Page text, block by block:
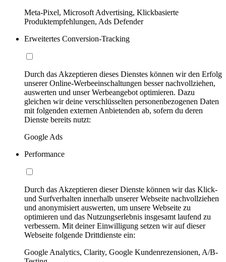
Meta-Pixel, Microsoft Advertising, Klickbasierte
Produktempfehlungen, Ads Defender
Erweitertes Conversion-Tracking
Durch das Akzeptieren dieses Dienstes können wir den Erfolg
unserer Online-Werbeeinschaltungen besser nachvollziehen,
auswerten und unser Werbeangebot optimieren. Dazu
gleichen wir deine verschlüsselten personenbezogenen Daten
mit folgenden externen Anbietenden ab, sofern du deren
Dienste bereits nutzt:
Google Ads
Performance
Durch das Akzeptieren dieser Dienste können wir das Klick-
und Surfverhalten innerhalb unserer Webseite nachvollziehen
und anonymisiert auswerten, um unsere Webseite zu
optimieren und das Nutzungserlebnis insgesamt laufend zu
verbessern. Mit deiner Einwilligung setzen wir auf dieser
Webseite folgende Drittdienste ein:
Google Analytics, Clarity, Google Kundenrezensionen, A/B-